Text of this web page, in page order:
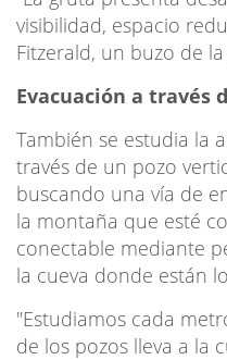
visibilidad, espacio
Fitzerald, un buzo de
Evacuación a través
También se estudia la
través de un pozo
buscando una vía de
la montaña que esté
conectable mediante
la cueva donde están
"Estudiamos cada
de los pozos lleva a la